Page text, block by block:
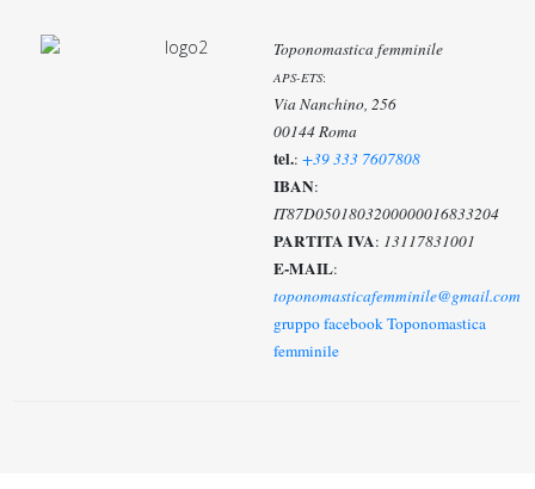
Toponomastica femminile
APS-ETS:
Via Nanchino, 256
00144 Roma
tel.:+39 333 7607808
IBAN:
IT87D0501803200000016833204
PARTITA IVA: 13117831001
E-MAIL:
toponomasticafemminile@gmail.com
gruppo facebook Toponomastica
femminile